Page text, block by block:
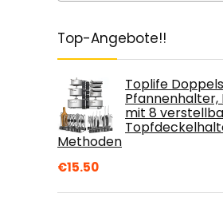
Top-Angebote!!
Toplife
mit 8
Methoden
€15.50